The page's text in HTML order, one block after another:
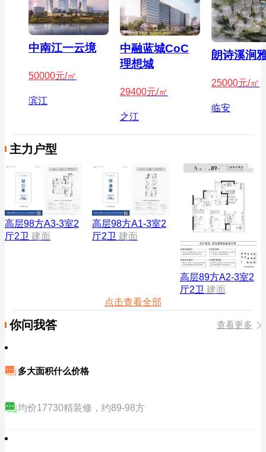
中南江一云境
50000元/㎡
滨江
中融蓝城CoC
理想城
29400元/㎡
之江
朗诗溪涧
25000元/㎡
临安
主力户型
高层98方A3-3室2
厅2卫 建面
高层98方A1-3室2
厅2卫 建面
高层89方A2-3室2
厅2卫 建面
点击查看全部
你问我答 查看更多
多大面积什么价格
均价17730精装修，约89-98方